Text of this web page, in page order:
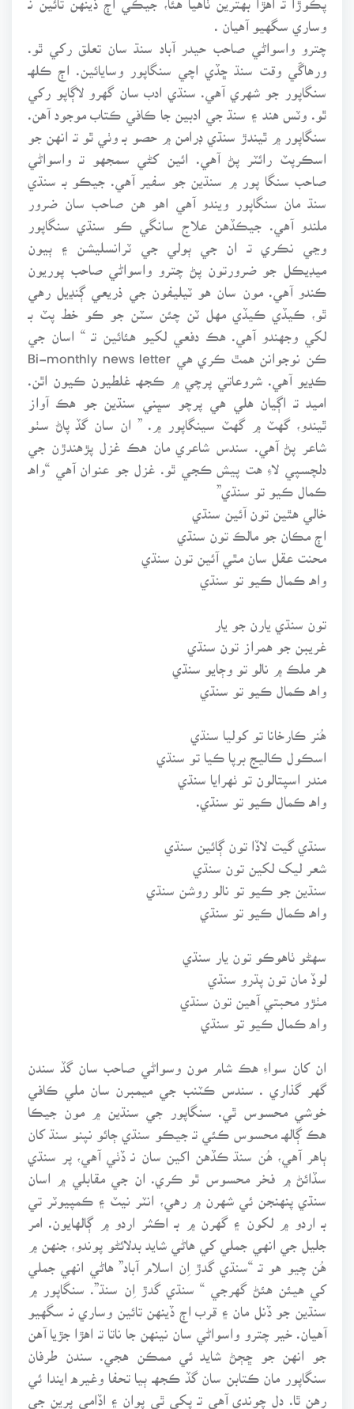
وساري سگهيو آهيان .
چترو واسواڻي صاحب حيدر آباد سنڌ سان تعلق رکي ٿو.
ورهاڱي وقت سنڌ ڇڏي اچي سنگاپور وسايائين. اڄ ڪلهـ
سنگاپور جو شهري آهي. سنڌي ادب سان گهرو لاڳاپو رکي
ٿو. وٽس هند ۽ سنڌ جي ادبين جا ڪافي ڪتاب موجود آهن.
سنگاپور ۾ ٿيندڙ سنڌي ڊرامن ۾ حصو بـ وٺي ٿو تـ انهن جو
اسڪرپٽ رائٽر پڻ آهي. ائين کڻي سمجهو تـ واسواڻي
صاحب سنگا پور ۾ سنڌين جو سفير آهي. جيڪو بـ سنڌي
سنڌ مان سنگاپور ويندو آهي اهو هن صاحب سان ضرور
ملندو آهي. جيڪڏهن علاج سانگي ڪو سنڌي سنگاپور
وڃي نڪري تـ ان جي ٻولي جي ٽرانسليشن ۽ ٻيون
ميڊيڪل جو ضرورتون پڻ چترو واسواڻي صاحب پوريون
ڪندو آهي. مون سان هو ٽيليفون جي ذريعي ڳنڍيل رهي
ٿو، ڪيڏي ڪيڏي مهل ٽن چئن سٽن جو ڪو خط پٽ بـ
لکي وجهندو آهي. هڪ دفعي لکيو هئائين تـ “ اسان جي
ڪڍيو آهي. شروعاتي پرچي ۾ ڪجهـ غلطيون ڪيون اٿن.
اميد تـ اڳيان هلي هي پرچو سڀني سنڌين جو هڪ آواز
ٿيندو، گهٽ ۾ گهٽ سينگاپور ۾. ” ان سان گڏ پاڻ سٺو
شاعر پڻ آهي. سندس شاعري مان هڪ غزل پڙهندڙن جي
دلچسپي لاءِ هت پيش ڪجي ٿو. غزل جو عنوان آهي “واهـ
ڪمال ڪيو تو سنڌي”
خالي هٿين تون آئين سنڌي
اڄ مڪان جو مالڪ تون سنڌي
محنت عقل سان مٿي آئين تون سنڌي
واهـ ڪمال ڪيو تو سنڌي
تون سنڌي يارن جو يار
غريبن جو همراز تون سنڌي
هر ملڪ ۾ نالو تو وڄايو سنڌي
واهـ ڪمال ڪيو تو سنڌي
هُنر ڪارخانا تو کوليا سنڌي
اسڪول ڪاليج برپا ڪيا تو سنڌي
مندر اسپتالون تو ٺهرايا سنڌي
واهـ ڪمال ڪيو تو سنڌي.
سنڌي گيت لاڏا تون ڳائين سنڌي
شعر ليک لکين تون سنڌي
سنڌين جو ڪيو تو نالو روشن سنڌي
واهـ ڪمال ڪيو تو سنڌي
سهڻو ٺاهوڪو تون يار سنڌي
لوڏ مان تون پڌرو سنڌي
مٺڙو محبتي آهين تون سنڌي
واه ڪمال ڪيو تو سنڌي
ان کان سواءِ هڪ شام مون وسواڻي صاحب سان گڏ سندن
گهر گذاري . سندس ڪٽنب جي ميمبرن سان ملي ڪافي
خوشي محسوس ٿي. سنگاپور جي سنڌين ۾ مون جيڪا
هڪ ڳالهـ محسوس ڪئي تـ جيڪو سنڌي ڄائو نپنو سنڌ کان
ٻاهر آهي، هُن سنڌ ڪڏهن اکين سان نـ ڏٺي آهي، پر سنڌي
سڏائڻ ۾ فخر محسوس ٿو ڪري. ان جي مقابلي ۾ اسان
سنڌي پنهنجن ئي شهرن ۾ رهي، انٽر نيٽ ۽ ڪمپيوٽر تي
بـ اردو ۾ لکون ۽ گهرن ۾ بـ اڪثر اردو ۾ ڳالهايون. امر
جليل جي انهي جملي کي هاڻي شايد بدلائڻو پوندو، جنهن ۾
هُن چيو هو تـ “سنڌي گدڙ اِن اسلام آباد” هاڻي انهي جملي
کي هيئن هئڻ گهرجي “ سنڌي گدڙ اِن سنڌ”. سنگاپور ۾
سنڌين جو ڏنل مان ۽ قرب اڄ ڏينهن تائين وساري نـ سگهيو
آهيان. خير چترو واسواڻي سان نينهن جا ناتا تـ اهڙا جڙيا آهن
جو انهن جو ڇڄڻ شايد ئي ممڪن هجي. سندن طرفان
سنگاپور مان ڪتابن سان گڏ ڪجهـ ٻيا تحفا وغيره ايندا ئي
رهن ٿا. دل چوندي آهي تـ پکي ٿي پوان ۽ اڏامي پرين جي